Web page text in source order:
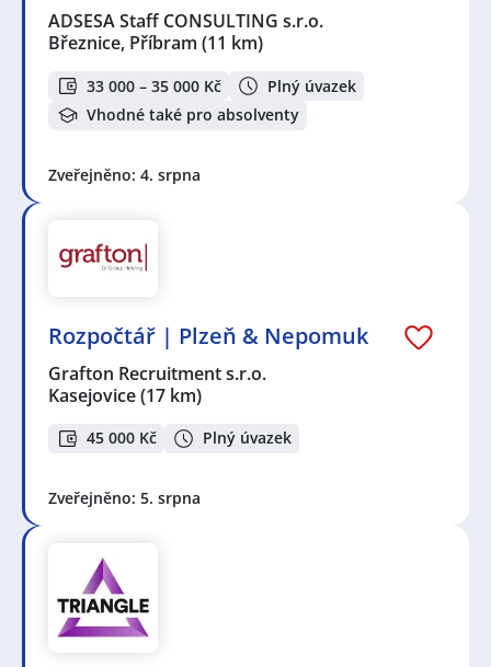
ADSESA Staff CONSULTING s.r.o.
Březnice, Příbram (11 km)
33 000 – 35 000 Kč
Plný úvazek
Vhodné také pro absolventy
Zveřejněno: 4. srpna
Rozpočtář | Plzeň & Nepomuk
Grafton Recruitment s.r.o.
Kasejovice(17 km)
45 000 Kč Plný úvazek
Zveřejněno: 5. srpna